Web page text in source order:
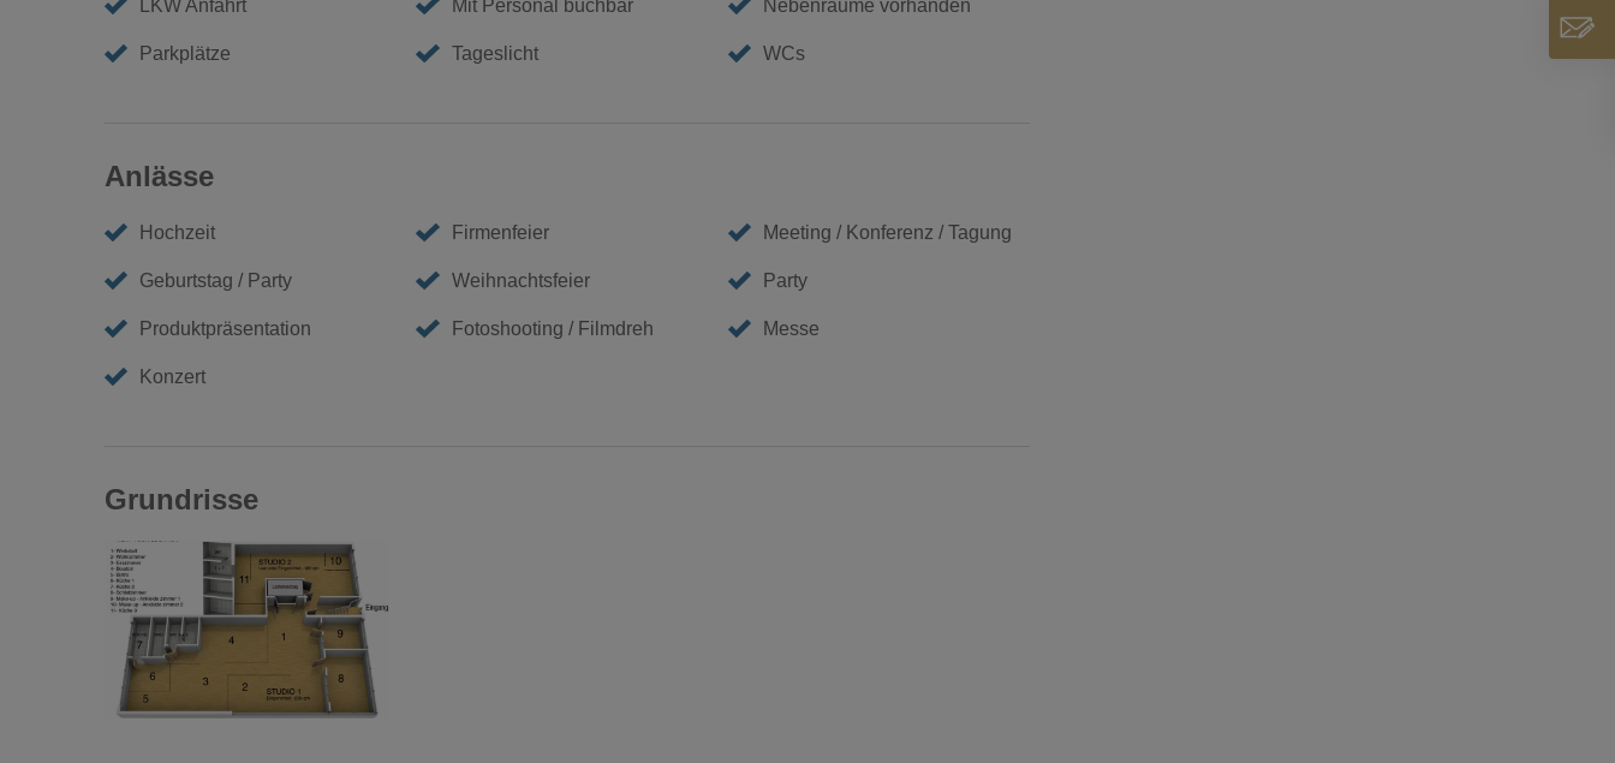
LKW Anfahrt Mit Personal buchbar Nebenräume vorhanden
Parkplätze Tageslicht WCs
Anlässe
Hochzeit Firmenfeier Meeting / Konferenz / Tagung
Geburtstag / Party Weihnachtsfeier Party
Produktpräsentation Fotoshooting / Filmdreh Messe
Konzert
Grundrisse